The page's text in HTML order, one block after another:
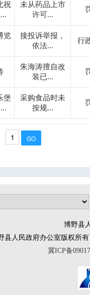
祝
未从药品上市
许可...
览
接投诉举报，
依法...
行
朱海涛擅自改
装已...
堡
采购食品时未
按规...